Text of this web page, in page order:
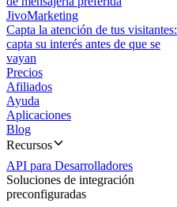
JivoMarketing
Capta la atención de tus visitantes:
capta su interés antes de que se
vayan
Precios
Afiliados
Ayuda
Aplicaciones
Blog
Recursos
API para Desarrolladores
Soluciones de integración
preconfiguradas